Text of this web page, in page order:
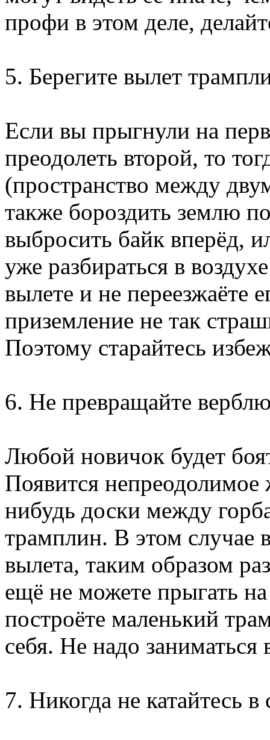
профи в этом деле,
5. Берегите вылет
Если вы прыгнули на
преодолеть второй, то
(пространство между
также бороздить землю
выбросить байк вперёд,
уже разбираться в
вылете и не переезжаёте
приземление не так
Поэтому старайтесь
6. Не превращайте
Любой новичок будет
Появится
нибудь доски между
трамплин. В этом случае
вылета, таким образом
ещё не можете прыгать
построёте маленький
себя. Не надо заниматься
7. Никогда не катайтесь